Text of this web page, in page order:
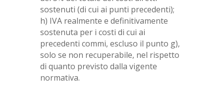
sostenuti (di cui ai punti precedenti);
h) IVA realmente e definitivamente
sostenuta per i costi di cui ai
precedenti commi, escluso il punto g),
solo se non recuperabile, nel rispetto
di quanto previsto dalla vigente
normativa.